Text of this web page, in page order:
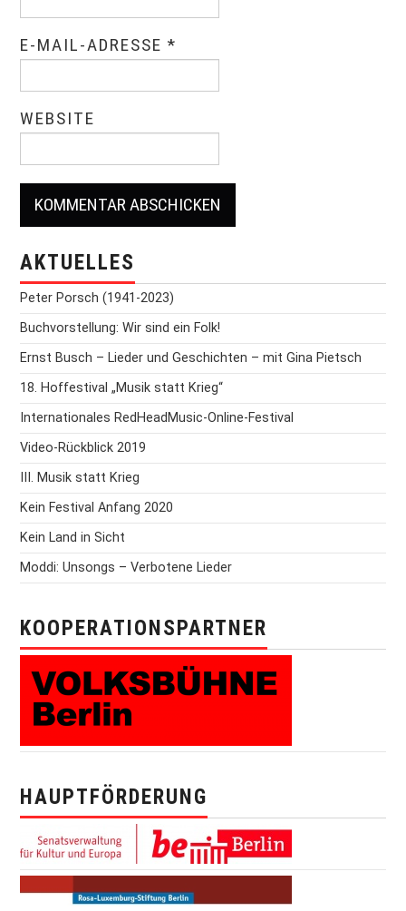
E-MAIL-ADRESSE*
WEBSITE
AKTUELLES
Peter Porsch (1941-2023)
Buchvorstellung: Wir sind ein Folk!
Ernst Busch – Lieder und Geschichten – mit Gina Pietsch
18. Hoffestival „Musik statt Krieg“
Internationales RedHeadMusic-Online-Festival
Video-Rückblick 2019
III. Musik statt Krieg
Kein Festival Anfang 2020
Kein Land in Sicht
Moddi: Unsongs – Verbotene Lieder
KOOPERATIONSPARTNER
HAUPTFÖRDERUNG